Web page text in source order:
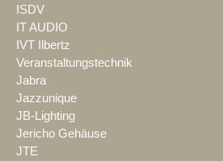
ISDV
IT AUDIO
IVT Ilbertz
Veranstaltungstechnik
Jabra
Jazzunique
JB-Lighting
Jericho Gehäuse
JTE